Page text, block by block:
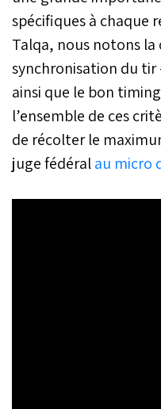
spécifiques à chaque
Talqa, nous notons
synchronisation du tir
ainsi que le bon
l’ensemble de ces
de récolter le
juge fédéralau micro